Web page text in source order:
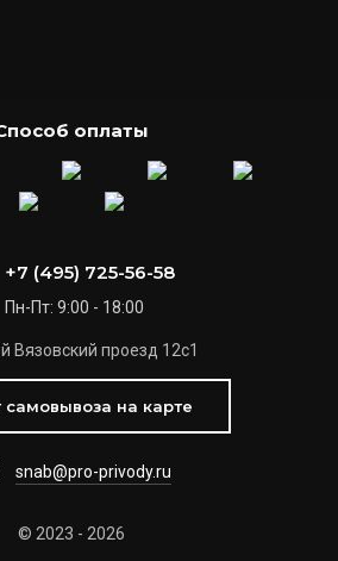
оплаты
© 2023 - 2026
+7 (495) 725-56-58
Пн-Пт: 9:00 - 18:00
Вязовский проезд 12с1
самовывоза на карте
snab@pro-privody.ru